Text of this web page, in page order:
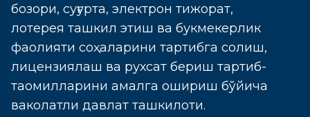
бозори, суғурта, электрон тижорат,
лотерея ташкил этиш ва букмекерлик
фаолияти соҳаларини тартибга солиш,
лицензиялаш ва рухсат бериш тартиб-
таомилларини амалга ошириш бўйича
ваколатли давлат ташкилоти.